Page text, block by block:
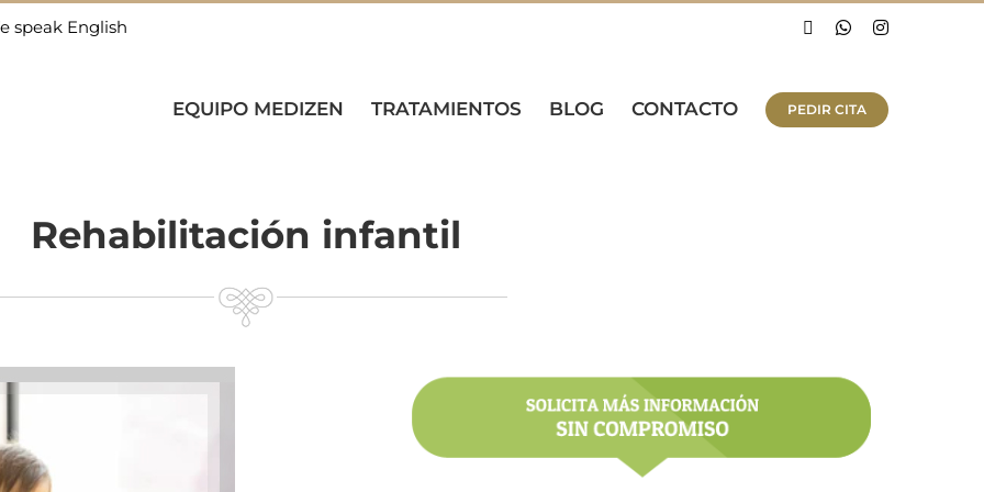
speak English FacebookWhatsAppInstagram
EQUIPO MEDIZEN TRATAMIENTOS BLOG CONTACTO PEDIR CITA
Rehabilitación infantil